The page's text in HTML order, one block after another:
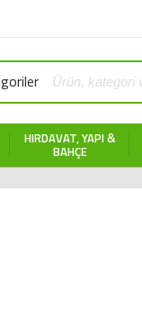
HIRDAVAT, YAPI &
BAHÇE